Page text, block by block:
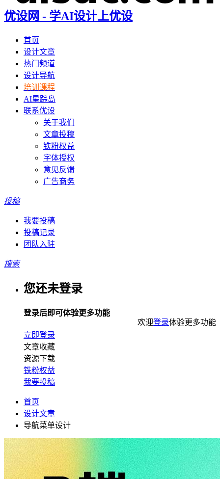
优设网 - 学AI设计上优设
首页
设计文章
热门频道
设计导航
培训课程
AI星踪岛
联系优设
关于我们
文章投稿
铁粉权益
字体授权
意见反馈
广告商务
投稿
我要投稿
投稿记录
团队入驻
搜索
您还未登录
登录后即可体验更多功能
立即登录
文章收藏
资源下载
铁粉权益
我要投稿
首页
设计文章
导航菜单设计
欢迎登录体验更多功能